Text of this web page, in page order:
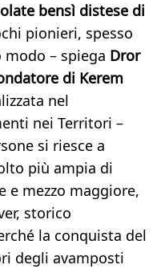
bensì distese di
pionieri, spesso
– spiega Dror
di Kerem
nel
nei Territori –
si riesce a
più ampia di
e mezzo maggiore,
storico
la conquista del
degli avamposti